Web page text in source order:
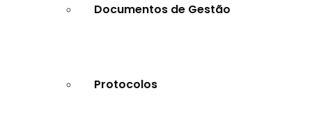
Documentos de Gestão
Protocolos